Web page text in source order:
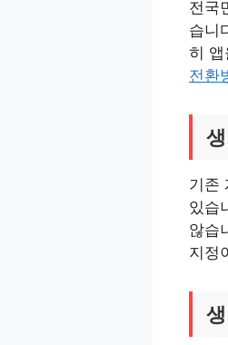
전국
습니
히
전환
기존
있습
않습
지정